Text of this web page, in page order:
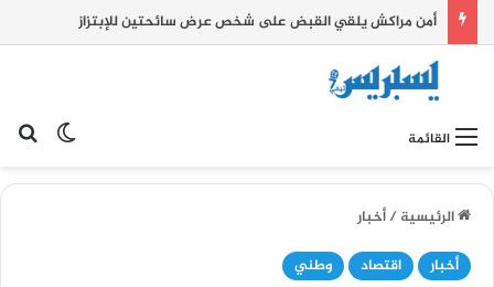
أمن مراكش يلقي القبض على شخص عرض سائحتين للإبتزاز
القائمة
الرئيسية/أخبار
أخبار
اقتصاد وطني